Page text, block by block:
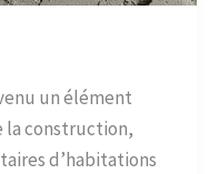
un élément
la construction,
d’habitations